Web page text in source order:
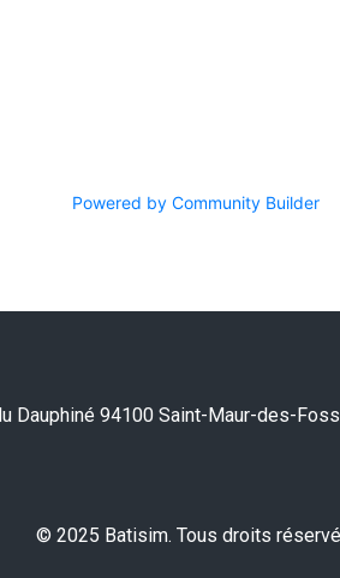
Powered by Community Builder
Dauphiné 94100 Saint-Maur-des-
© 2025 Batisim. Tous droits